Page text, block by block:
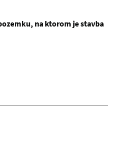
na ktorom je stavba